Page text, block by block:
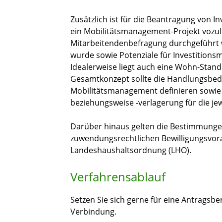
Zusätzlich ist für die Beantragung von
ein Mobilitätsmanagement-Projekt
Mitarbeitendenbefragung
wurde sowie Potenziale für
Idealerweise liegt auch eine Wohn-
Gesamtkonzept sollte die
Mobilitätsmanagement definieren
beziehungsweise -verlagerung für die
Darüber hinaus gelten die
zuwendungsrechtlichen
Landeshaushaltsordnung (LHO).
Verfahrensablauf
Setzen Sie sich gerne für eine
Verbindung.